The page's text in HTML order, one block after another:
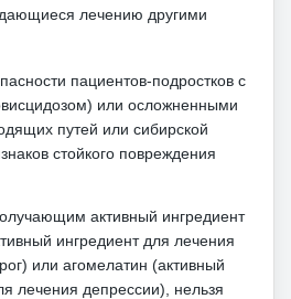
лечению другими
пациентов-подростков с
или осложненными
путей или сибирской
стойкого повреждения
активный ингредиент
ингредиент для лечения
или агомелатин (активный
лечения депрессии), нельзя